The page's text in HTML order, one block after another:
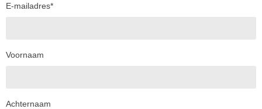
E-mailadres*
Voornaam
Achternaam